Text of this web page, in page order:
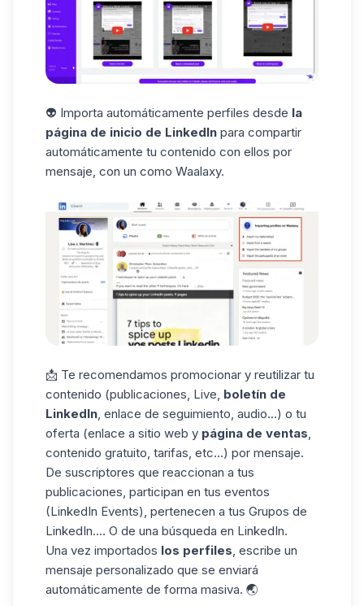
👽 Importa automáticamente perfiles desde la
página de inicio de LinkedIn para compartir
automáticamente tu contenido con ellos por
mensaje, con un como Waalaxy.
📩 Te recomendamos promocionar y reutilizar tu
contenido (publicaciones, Live, boletín de
LinkedIn, enlace de seguimiento, audio...) o tu
oferta (enlace a sitio web y página de ventas,
contenido gratuito, tarifas, etc...) por mensaje.
De suscriptores que reaccionan a tus
publicaciones, participan en tus eventos
(LinkedIn Events), pertenecen a tus Grupos de
LinkedIn.... O de una búsqueda en LinkedIn.
Una vez importados los perfiles, escribe un
mensaje personalizado que se enviará
automáticamente de forma masiva. 🌏